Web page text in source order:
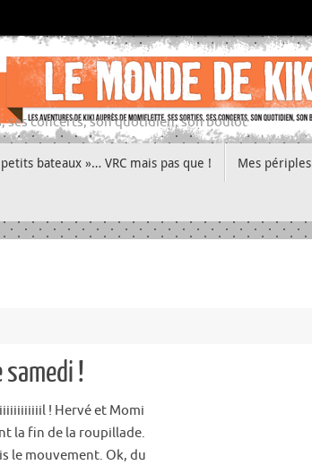
ses concerts, son quotidien, son boulot
bateaux »… VRC mais pas que ! Mes périples
!
! Hervé et Momi
la fin de la roupillade.
le mouvement. Ok, du